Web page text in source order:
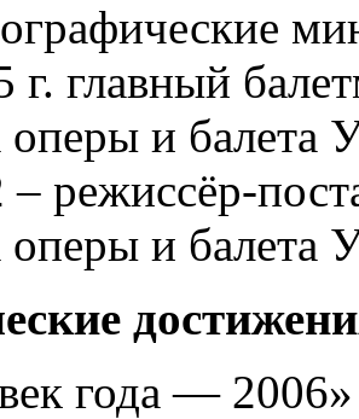
г. главный
оперы и балета
– режиссёр-
оперы и балета
года —